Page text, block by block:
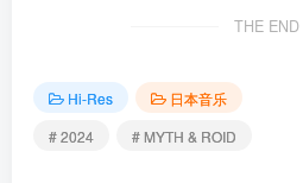
THE END
Hi-Res
日本音乐
# 2024
# MYTH & ROID